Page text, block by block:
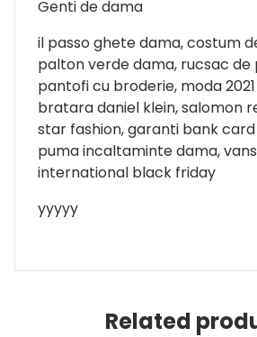
Genti de dama
il passo ghete dama, costum
palton verde dama, rucsac de
pantofi cu broderie, moda
bratara daniel klein, salomon
star fashion, garanti bank
puma incaltaminte dama,
international black friday
yyyyy
Related